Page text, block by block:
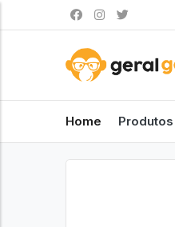
Home Produtos